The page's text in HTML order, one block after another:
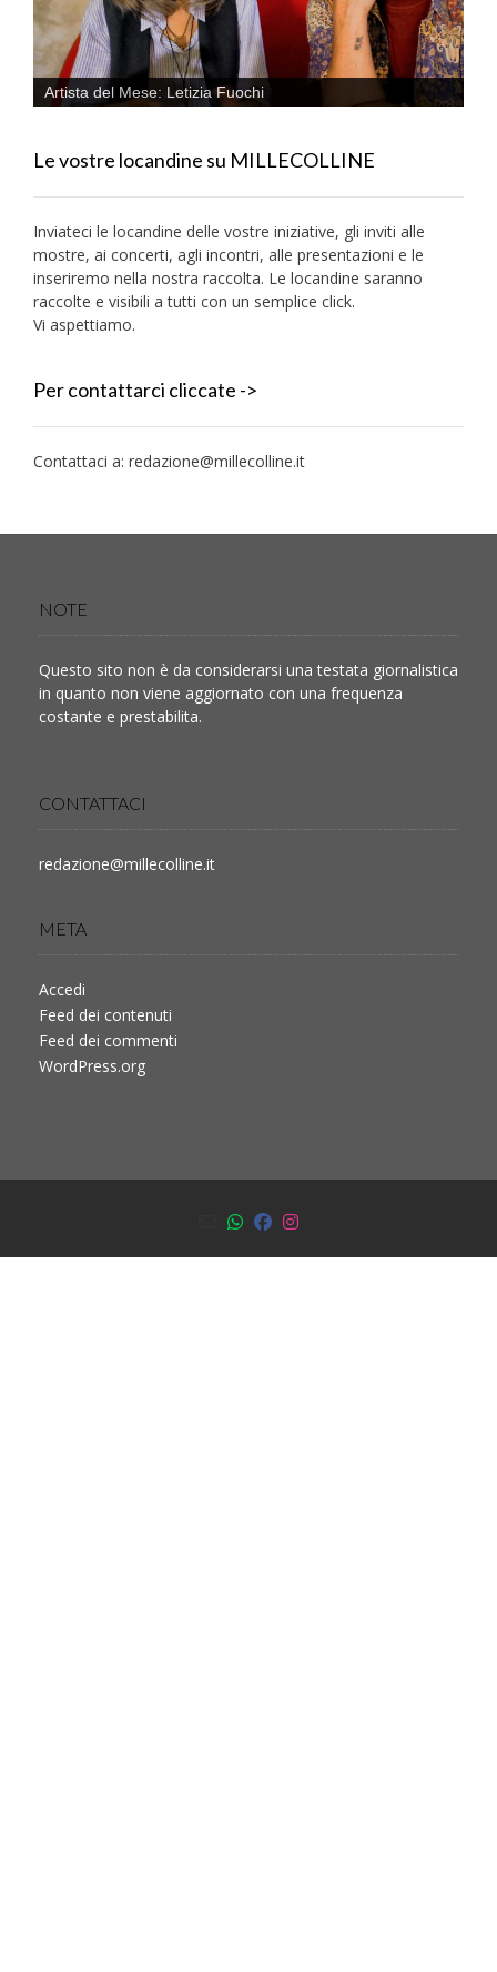
Artista del Mese: Letizia Fuochi
Le vostre locandine su MILLECOLLINE
Inviateci le locandine delle vostre iniziative, gli inviti alle
mostre, ai concerti, agli incontri, alle presentazioni e le
inseriremo nella nostra raccolta. Le locandine saranno
raccolte e visibili a tutti con un semplice click.
Vi aspettiamo.
Per contattarci cliccate ->
Contattaci a: redazione@millecolline.it
NOTE
Questo sito non è da considerarsi una testata giornalistica
in quanto non viene aggiornato con una frequenza
costante e prestabilita.
CONTATTACI
redazione@millecolline.it
META
Accedi
Feed dei contenuti
Feed dei commenti
WordPress.org